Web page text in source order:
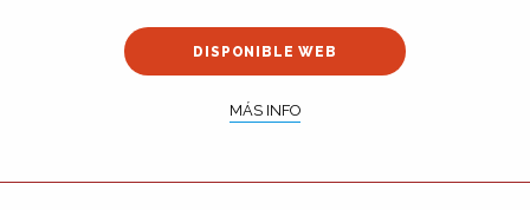
DISPONIBLE WEB
MÁS INFO